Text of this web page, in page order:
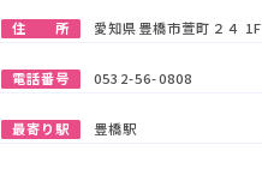
住 所 愛知県豊橋市萱町２４ 1F
電話番号 0532-56-0808
最寄り駅 豊橋駅